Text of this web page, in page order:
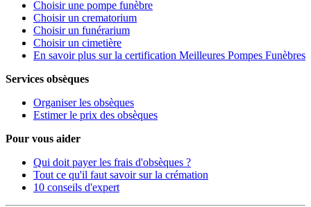
Choisir une pompe funèbre
Choisir un crematorium
Choisir un funérarium
Choisir un cimetière
En savoir plus sur la certification Meilleures Pompes Funèbres
Services obsèques
Organiser les obsèques
Estimer le prix des obsèques
Pour vous aider
Qui doit payer les frais d'obsèques ?
Tout ce qu'il faut savoir sur la crémation
10 conseils d'expert